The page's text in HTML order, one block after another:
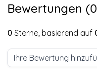
Bewertungen
0 Sterne, basierend auf
Ihre Bewertung